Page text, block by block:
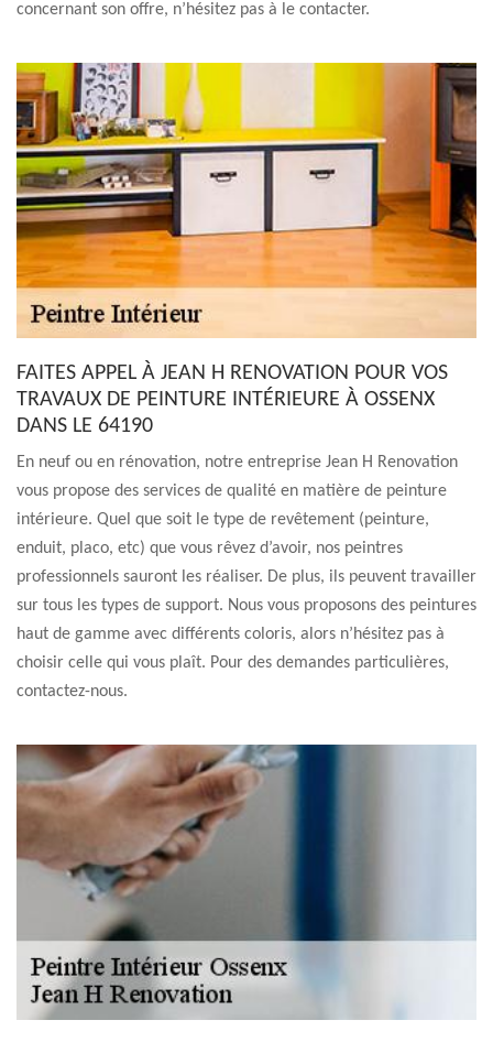
concernant son offre, n’hésitez pas à le contacter.
FAITES APPEL À JEAN H RENOVATION POUR VOS
TRAVAUX DE PEINTURE INTÉRIEURE À OSSENX
DANS LE 64190
En neuf ou en rénovation, notre entreprise Jean H Renovation
vous propose des services de qualité en matière de peinture
intérieure. Quel que soit le type de revêtement (peinture,
enduit, placo, etc) que vous rêvez d’avoir, nos peintres
professionnels sauront les réaliser. De plus, ils peuvent travailler
sur tous les types de support. Nous vous proposons des peintures
haut de gamme avec différents coloris, alors n’hésitez pas à
choisir celle qui vous plaît. Pour des demandes particulières,
contactez-nous.